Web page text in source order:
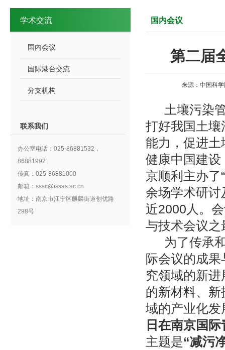
学术交流
国内会议
国际港台交流
分支机构
联系我们
办公室电话：025-86881532，
86881992
传真：025-86881000
邮箱：sssc@issas.ac.cn
地址：南京市江宁区麒麟街道创优路
298号
国内会议
第二届
来源：中国科
土壤污染
打好我国土
能力，促进
健康中国建
京顺利主办了
余场学术研
近2000人。
与技术会议之
为了传承
际会议的成
究领域的新
的新材料、
域的产业化
日在南京国
主题是“减污